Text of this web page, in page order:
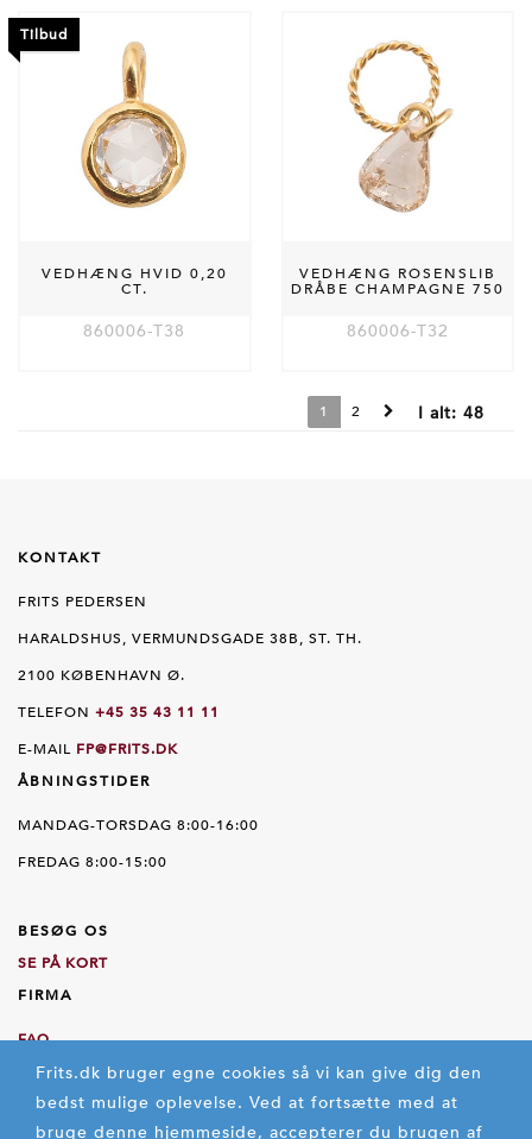
Tilbud
VEDHÆNG HVID 0,20
CT.
860006-T38
VEDHÆNG ROSENSLIB
DRÅBE CHAMPAGNE 750
860006-T32
1 2 I alt: 48
KONTAKT
FRITS PEDERSEN
HARALDSHUS, VERMUNDSGADE 38B, ST. TH.
2100 KØBENHAVN Ø.
TELEFON +45 35 43 11 11
E-MAIL FP@FRITS.DK
ÅBNINGSTIDER
MANDAG-TORSDAG 8:00-16:00
FREDAG 8:00-15:00
BESØG OS
SE PÅ KORT
FIRMA
FAQ
OM OS
HANDELSBETINGELSER
Frits.dk bruger egne cookies så vi kan give dig den
bedst mulige oplevelse. Ved at fortsætte med at
bruge denne hjemmeside, accepterer du brugen af